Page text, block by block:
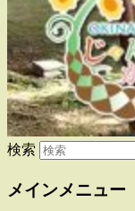
検索
メインメニュー